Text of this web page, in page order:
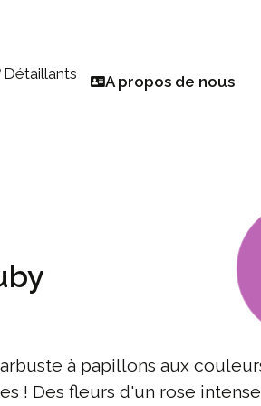
fleurs en toute simplicité
Détaillants A propos de nous
Devenir ambassadeur
à papillons aux
! Des fleurs d'un rose intense